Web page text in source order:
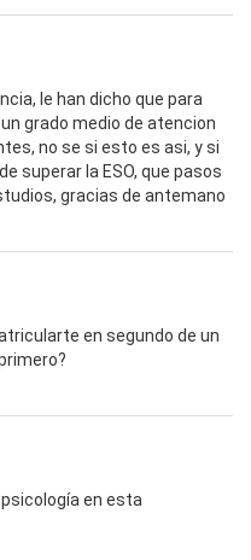
le han dicho que para
grado medio de atencion
no se si esto es asi, y si
superar la ESO, que pasos
gracias de antemano
en segundo de un
en esta